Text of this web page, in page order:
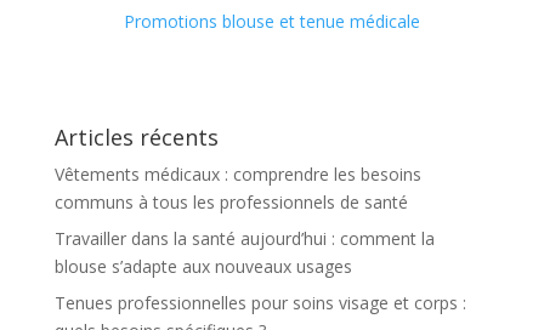
Promotions blouse et tenue médicale
Articles récents
Vêtements médicaux : comprendre les besoins
communs à tous les professionnels de santé
Travailler dans la santé aujourd’hui : comment la
blouse s’adapte aux nouveaux usages
Tenues professionnelles pour soins visage et corps :